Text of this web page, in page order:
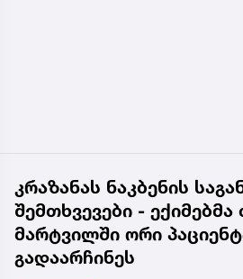
კრაზანას ნაკბენის
შემთხვევები -
მარტვილში ორი
გადაარჩინეს